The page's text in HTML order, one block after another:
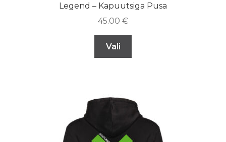
Legend – Kapuutsiga Pusa
45.00 €
Vali